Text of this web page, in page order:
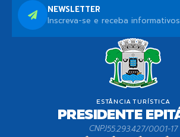
CNPJ55.293.427/0001-17
NEWSLETTER
Inscreva-se e receba informativos